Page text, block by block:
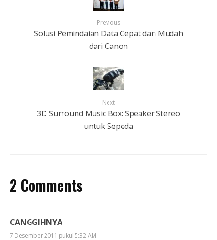
Previous
Solusi Pemindaian Data Cepat dan Mudah
dari Canon
Next
3D Surround Music Box: Speaker Stereo
untuk Sepeda
2 Comments
CANGGIHNYA
7 Desember 2011 pukul 5:32 AM